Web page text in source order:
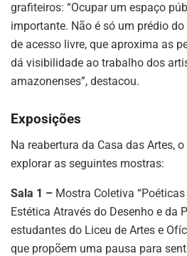
grafiteiros: “Ocupar um espaço
importante. Não é só um prédio
de acesso livre, que aproxima as
dá visibilidade ao trabalho dos
amazonenses”, destacou.
Exposições
Na reabertura da Casa das Artes,
explorar as seguintes mostras:
Sala 1 – Mostra Coletiva
Estética Através do Desenho e da
estudantes do Liceu de Artes e
que propõem uma pausa para